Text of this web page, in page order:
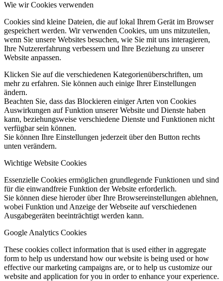
Wie wir Cookies verwenden
Cookies sind kleine Dateien, die auf lokal Ihrem Gerät im Browser
gespeichert werden. Wir verwenden Cookies, um uns mitzuteilen,
wenn Sie unsere Websites besuchen, wie Sie mit uns interagieren,
Ihre Nutzererfahrung verbessern und Ihre Beziehung zu unserer
Website anpassen.
Klicken Sie auf die verschiedenen Kategorienüberschriften, um
mehr zu erfahren. Sie können auch einige Ihrer Einstellungen
ändern.
Beachten Sie, dass das Blockieren einiger Arten von Cookies
Auswirkungen auf Funktion unserer Website und Dienste haben
kann, beziehungsweise verschiedene Dienste und Funktionen nicht
verfügbar sein können.
Sie können Ihre Einstellungen jederzeit über den Button rechts
unten verändern.
Wichtige Website Cookies
Essenzielle Cookies ermöglichen grundlegende Funktionen und sind
für die einwandfreie Funktion der Website erforderlich.
Sie können diese hieroder über Ihre Browsereinstellungen ablehnen,
wobei Funktion und Anzeige der Webseite auf verschiedenen
Ausgabegeräten beeinträchtigt werden kann.
Google Analytics Cookies
These cookies collect information that is used either in aggregate
form to help us understand how our website is being used or how
effective our marketing campaigns are, or to help us customize our
website and application for you in order to enhance your experience.